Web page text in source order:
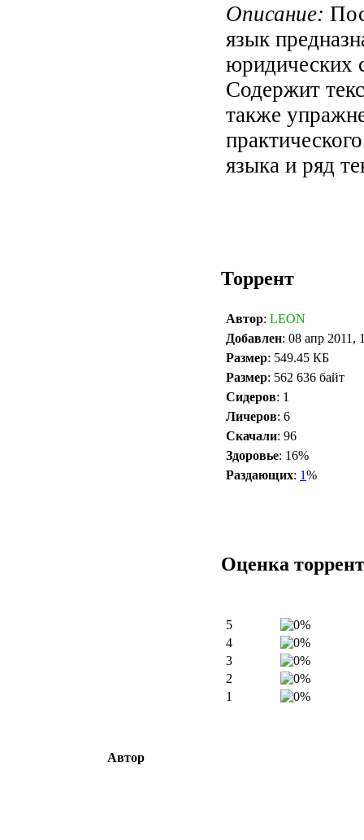
Описание:
язык
юридических
Содержит
также
языка и ряд
Торрент
Автор: LEON
Добавлен: 08 апр 2011,
Размер: 549.45 КБ
Размер: 562 636 байт
Сидеров: 1
Личеров: 6
Скачали: 96
Здоровье: 16%
Раздающих: 1%
Оценка
5
4
3
2
1
Автор